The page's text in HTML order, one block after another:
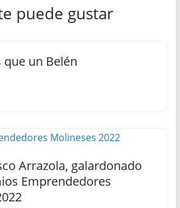
puede gustar
un Belén
Arrazola, galardonado
Emprendedores